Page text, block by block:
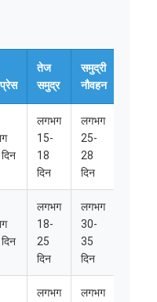
तेज
समुद्र
समुद्री
नौवहन
लगभग
15-
18
दिन
लगभग
25-
28
दिन
लगभग
18-
25
दिन
लगभग
30-
35
दिन
लगभग
लगभग